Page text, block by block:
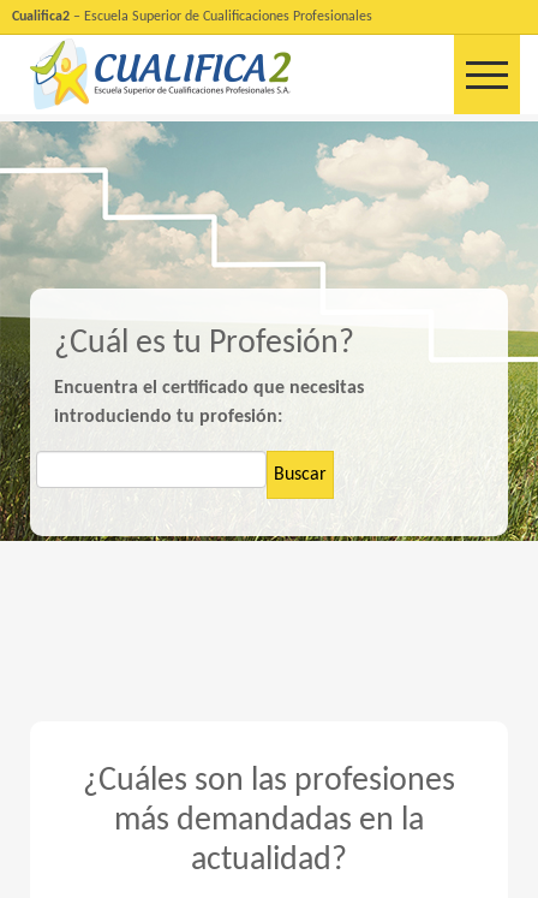
Cualifica2 – Escuela Superior de Cualificaciones Profesionales
¿Cuál es tu Profesión?
Encuentra el certificado que necesitas
introduciendo tu profesión:
Buscar
¿Cuáles son las profesiones
más demandadas en la
actualidad?